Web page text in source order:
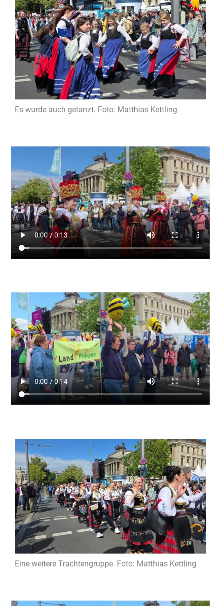
Es wurde auch getanzt. Foto: Matthias Kettling
Eine weitere Trachtengruppe. Foto: Matthias Kettling